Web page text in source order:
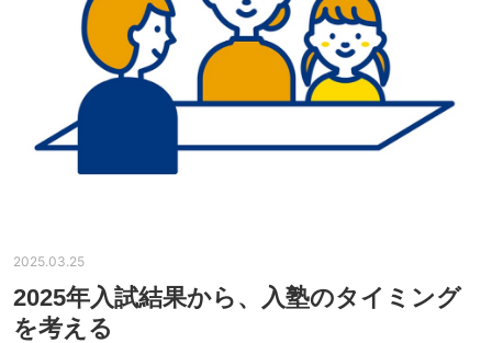
2025.03.25
2025年入試結果から、入塾のタイミング
を考える